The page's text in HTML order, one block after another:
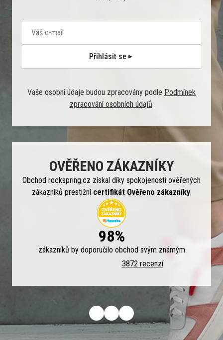
Přihlásit se
Vaše osobní údaje budou zpracovány podle Podmínek
zpracování osobních údajů.
OVĚŘENO ZÁKAZNÍKY
Obchod rockspring.cz získal díky spokojenosti ověřených
zákazníků prestižní certifikát Ověřeno zákazníky.
98%
zákazníků by doporučilo obchod svým známým
3872 recenzí